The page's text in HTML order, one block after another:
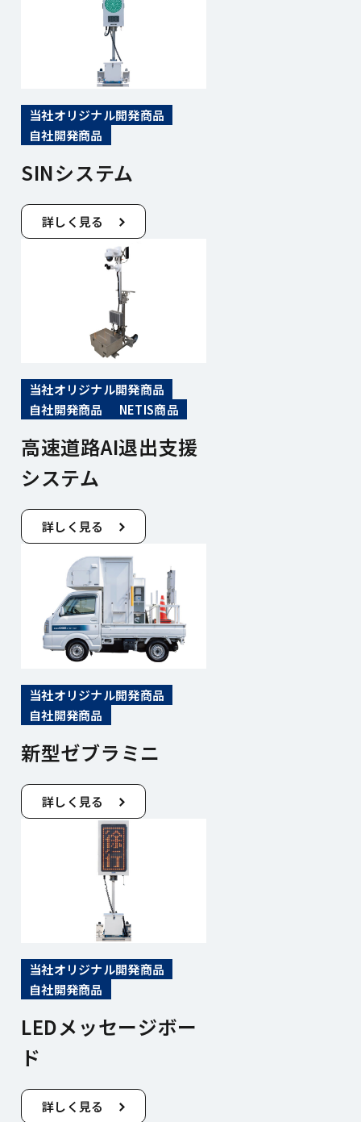
当社オリジナル開発商品
自社開発商品
SINシステム
詳しく見る
当社オリジナル開発商品
自社開発商品
NETIS商品
高速道路AI退出支援
システム
詳しく見る
当社オリジナル開発商品
自社開発商品
新型ゼブラミニ
詳しく見る
当社オリジナル開発商品
自社開発商品
LEDメッセージボー
ド
詳しく見る